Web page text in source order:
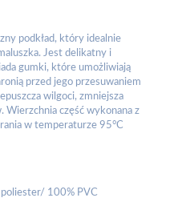
podkład, który idealnie
Jest delikatny i
gumki, które umożliwiają
przed jego przesuwaniem
wilgoci, zmniejsza
część wykonana z
w temperaturze 95°C
poliester/ 100% PVC